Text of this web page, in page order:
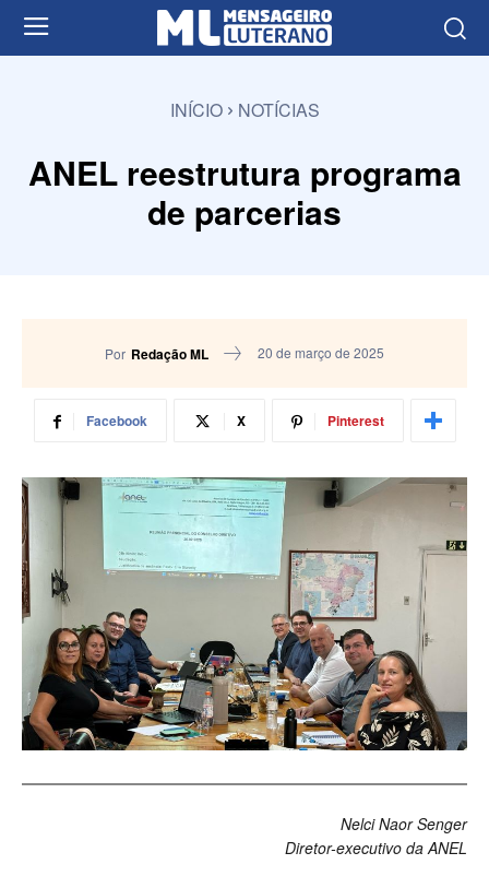
INÍCIO NOTÍCIAS
ANEL reestrutura programa
de parcerias
Por Redação ML 20 de março de 2025
Facebook X Pinterest
Nelci Naor Senger
Diretor-executivo da ANEL